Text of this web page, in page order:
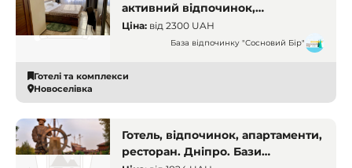
активний відпочинок,
відпочинок на природі. Дніпро.
Бази відпочинку і заміські
Ціна: від 2300 UAH
База відпочинку "Сосновий Бір"
Готелі та комплекси
Новоселівка
Готель, відпочинок, апартаменти,
ресторан. Дніпро. Бази